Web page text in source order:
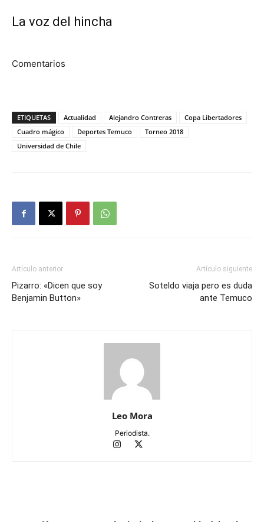
La voz del hincha
Comentarios
ETIQUETAS Actualidad Alejandro Contreras
Copa Libertadores
Cuadro mágico
Deportes Temuco
Torneo 2018
Universidad de Chile
Artículo anterior
Pizarro: «Dicen que soy
Benjamin Button»
Artículo siguiente
Soteldo viaja pero es duda
ante Temuco
Leo Mora
Periodista.